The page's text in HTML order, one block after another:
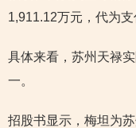
1,911.12万元，代为支
具体来看，苏州天禄
一。
招股书显示，梅坦为